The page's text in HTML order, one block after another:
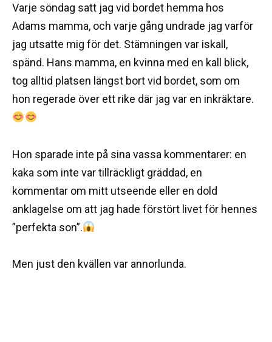
Varje söndag satt jag vid bordet hemma hos
Adams mamma, och varje gång undrade jag varför
jag utsatte mig för det. Stämningen var iskall,
spänd. Hans mamma, en kvinna med en kall blick,
tog alltid platsen längst bort vid bordet, som om
hon regerade över ett rike där jag var en inkräktare.
Hon sparade inte på sina vassa kommentarer: en
kaka som inte var tillräckligt gräddad, en
kommentar om mitt utseende eller en dold
anklagelse om att jag hade förstört livet för hennes
”perfekta son”.
Men just den kvällen var annorlunda.